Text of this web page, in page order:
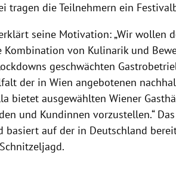
tragen die Teilnehmern ein
seine Motivation: „Wir wollen
von Kulinarik und
geschwächten
der in Wien angebotenen
bietet ausgewählten Wiener
und Kundinnen vorzustellen.“
auf der in Deutschland